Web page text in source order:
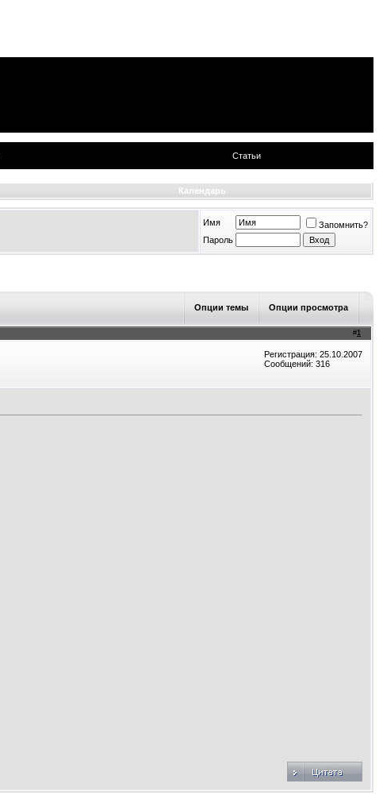
Статьи
Календарь
Имя
Запомнить?
Пароль
Опции темы Опции просмотра
#1
Регистрация: 25.10.2007
Сообщений: 316